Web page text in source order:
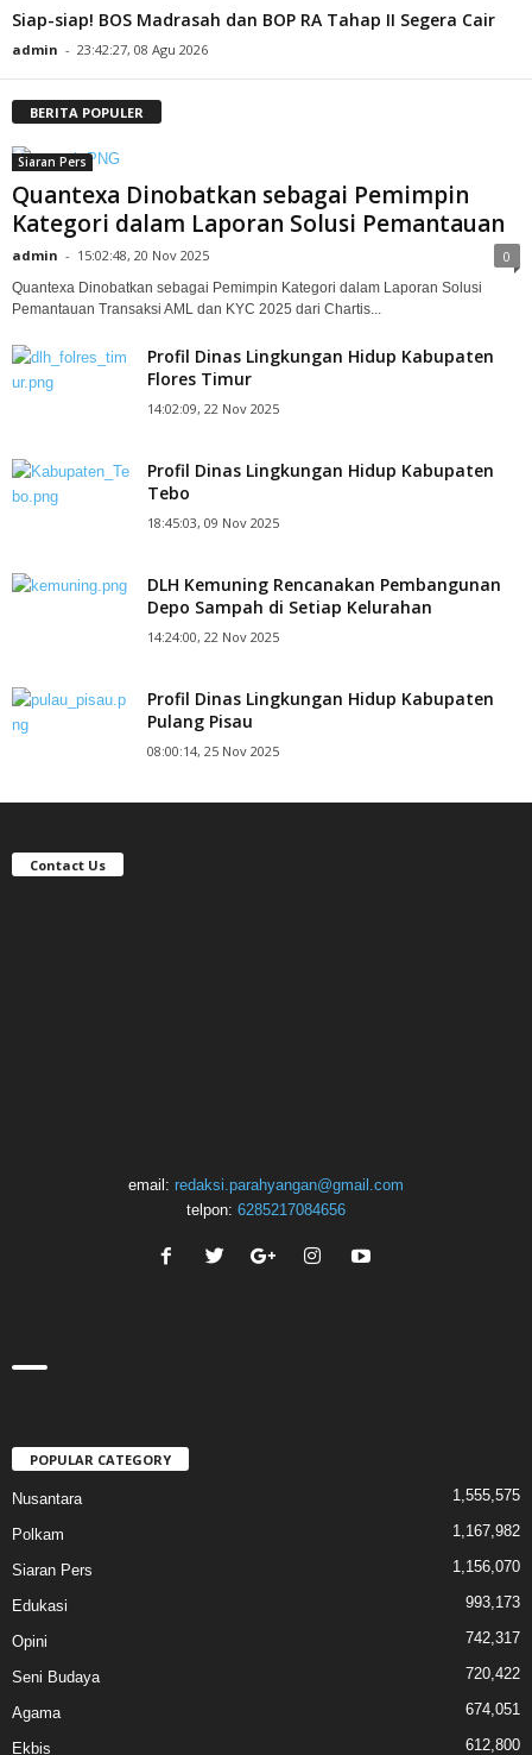
Siap-siap! BOS Madrasah dan BOP RA Tahap II Segera Cair
admin - 23:42:27, 08 Agu 2026
BERITA POPULER
Siaran Pers
Quantexa Dinobatkan sebagai Pemimpin
Kategori dalam Laporan Solusi Pemantauan
admin - 15:02:48, 20 Nov 2025 0
Quantexa Dinobatkan sebagai Pemimpin Kategori dalam Laporan Solusi
Pemantauan Transaksi AML dan KYC 2025 dari Chartis...
Profil Dinas Lingkungan Hidup Kabupaten
Flores Timur
14:02:09, 22 Nov 2025
Profil Dinas Lingkungan Hidup Kabupaten
Tebo
18:45:03, 09 Nov 2025
DLH Kemuning Rencanakan Pembangunan
Depo Sampah di Setiap Kelurahan
14:24:00, 22 Nov 2025
Profil Dinas Lingkungan Hidup Kabupaten
Pulang Pisau
08:00:14, 25 Nov 2025
Contact Us
email: redaksi.parahyangan@gmail.com
telpon: 6285217084656
POPULAR CATEGORY
Nusantara 1,555,575
Polkam 1,167,982
Siaran Pers 1,156,070
Edukasi 993,173
Opini 742,317
Seni Budaya 720,422
Agama 674,051
Ekbis 612,800